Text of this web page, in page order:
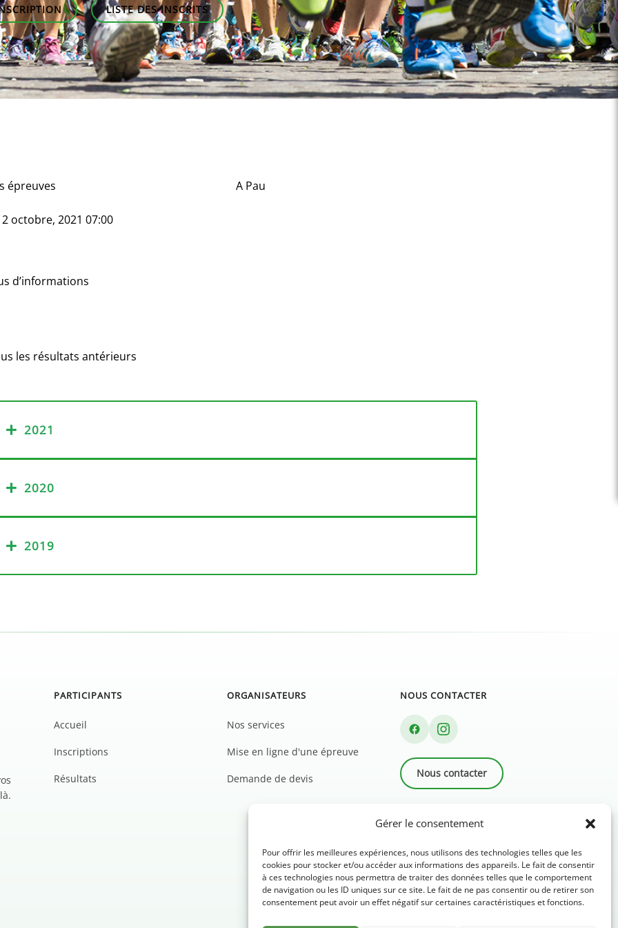
Gérer le consentement
Pour offrir les meilleures expériences, nous utilisons des technologies telles que les
cookies pour stocker et/ou accéder aux informations des appareils. Le fait de consentir
à ces technologies nous permettra de traiter des données telles que le comportement
de navigation ou les ID uniques sur ce site. Le fait de ne pas consentir ou de retirer son
consentement peut avoir un effet négatif sur certaines caractéristiques et fonctions.
LISTE DES INSCRITS
épreuves
2 octobre, 2021 07:00
A Pau
d’informations
les résultats antérieurs
2021
2020
2019
PARTICIPANTS
Accueil
Inscriptions
Résultats
ORGANISATEURS
Nos services
Mise en ligne d'une épreuve
Demande de devis
NOUS CONTACTER
Nous contacter